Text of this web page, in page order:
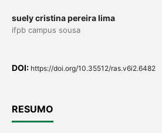
suely cristina pereira lima
ifpb campus sousa
DOI: https://doi.org/10.35512/ras.v6i2.6482
RESUMO